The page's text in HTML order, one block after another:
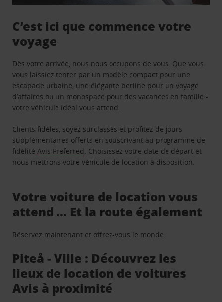
C’est ici que commence votre
voyage
Dès votre arrivée, nous nous occupons de vous. Que vous
vous laissiez tenter par un modèle compact pour une
escapade urbaine, une élégante berline pour un voyage
d’affaires ou un monospace pour des vacances en famille -
votre véhicule idéal vous attend.
Clients fidèles, soyez surclassés et profitez de jours
supplémentaires offerts en souscrivant au programme de
fidélitéAvis Preferred. Choisissez votre date de départ et
nous mettrons votre véhicule de location à disposition.
Votre voiture de location vous
attend … Et la route également
Réservez maintenant et offrez-vous le monde.
Piteå - Ville : Découvrez les
lieux de location de voitures
Avis à proximité